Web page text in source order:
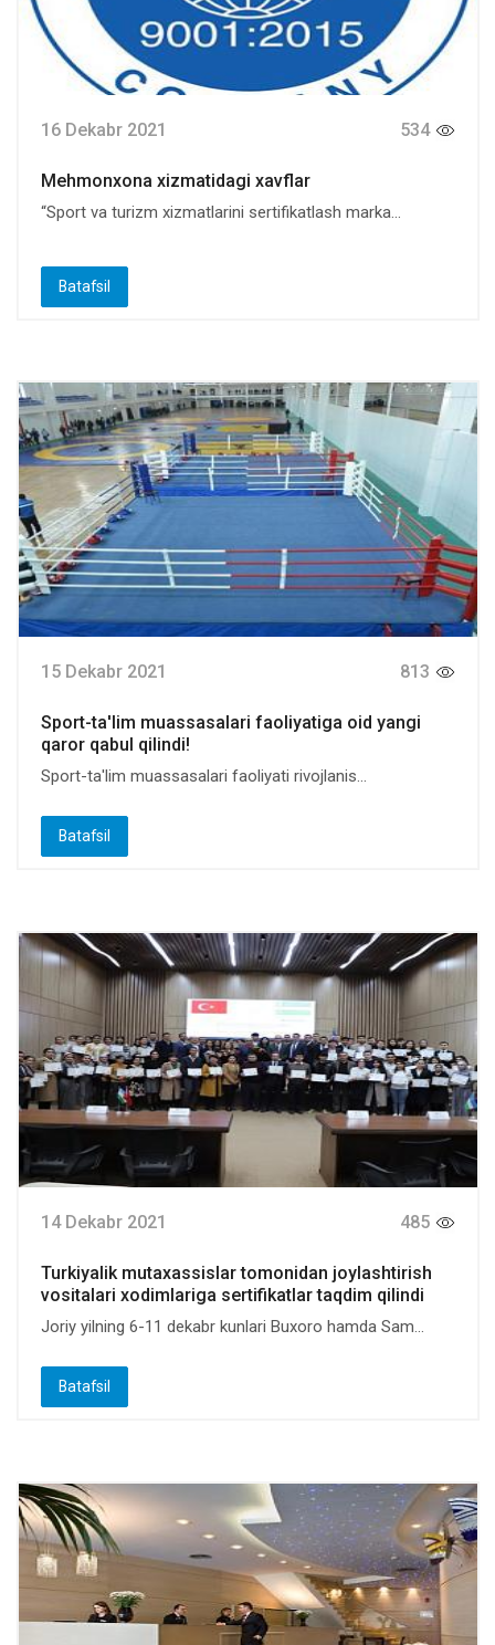
16 Dekabr 2021 534
Mehmonxona xizmatidagi xavflar
“Sport va turizm xizmatlarini sertifikatlash marka...
Batafsil
15 Dekabr 2021 813
Sport-ta'lim muassasalari faoliyatiga oid yangi
qaror qabul qilindi!
Sport-ta'lim muassasalari faoliyati rivojlanis...
Batafsil
14 Dekabr 2021 485
Turkiyalik mutaxassislar tomonidan joylashtirish
vositalari xodimlariga sertifikatlar taqdim qilindi
Joriy yilning 6-11 dekabr kunlari Buxoro hamda Sam...
Batafsil